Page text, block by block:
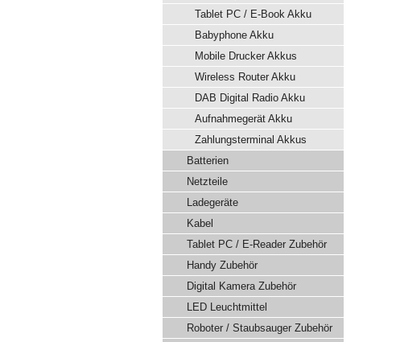
Tablet PC / E-Book Akku
Babyphone Akku
Mobile Drucker Akkus
Wireless Router Akku
DAB Digital Radio Akku
Aufnahmegerät Akku
Zahlungsterminal Akkus
Batterien
Netzteile
Ladegeräte
Kabel
Tablet PC / E-Reader Zubehör
Handy Zubehör
Digital Kamera Zubehör
LED Leuchtmittel
Roboter / Staubsauger Zubehör